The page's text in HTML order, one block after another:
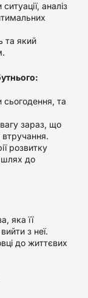
аналіз
та який
сьогодення, та
зараз, що
розвитку
шлях до
яка її
з неї.
до життєвих